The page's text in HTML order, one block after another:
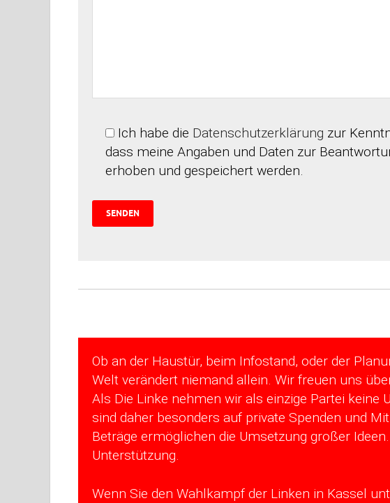
Ich habe die Datenschutzerklärung zur
dass meine Angaben und Daten zur
erhoben und gespeichert werden.
Ob an der Haustür, beim Infostand, oder der
Welt verändert niemand allein. Wir freuen uns
Als Die Linke nehmen wir als einzige Partei keine
sind daher besonders auf private Spenden und
Beträge ermöglichen die Umsetzung großer
Unterstützung.
Wenn Sie den Wahlkampf der Linken in Kassel